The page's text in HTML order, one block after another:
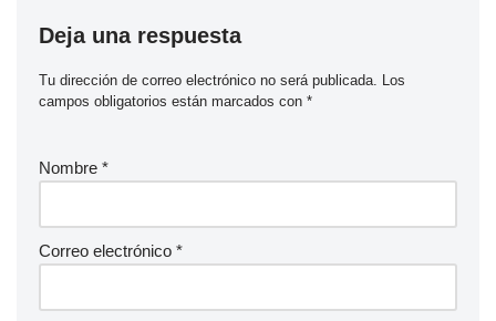
Deja una respuesta
Tu dirección de correo electrónico no será publicada. Los
campos obligatorios están marcados con *
Nombre *
Correo electrónico *